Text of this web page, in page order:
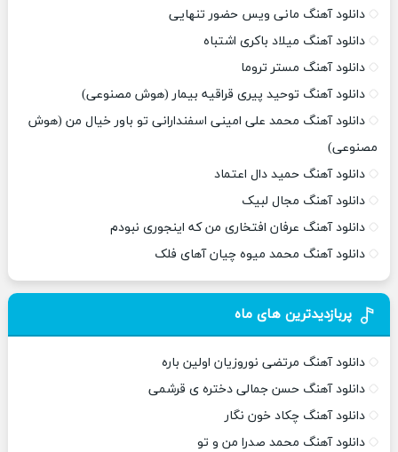
دانلود آهنگ مانی ویس حضور تنهایی
دانلود آهنگ میلاد باکری اشتباه
دانلود آهنگ مستر تروما
دانلود آهنگ توحید پیری قراقیه بیمار (هوش مصنوعی)
دانلود آهنگ محمد علی امینی اسفندارانی تو باور خیال من (هوش
مصنوعی)
دانلود آهنگ حمید دال اعتماد
دانلود آهنگ مجال لبیک
دانلود آهنگ عرفان افتخاری من که اینجوری نبودم
دانلود آهنگ محمد میوه چیان آهای فلک
پربازدیدترین های ماه
دانلود آهنگ مرتضی نوروزیان اولین باره
دانلود آهنگ حسن جمالی دختره ی قرشمی
دانلود آهنگ چکاد خون نگار
دانلود آهنگ محمد صدرا من و تو